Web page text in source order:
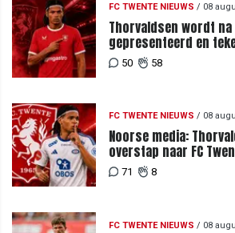
FC TWENTE NIEUWS / 08
Thorvaldsen wordt
gepresenteerd en
contract bij FC Twente
50 58
FC TWENTE NIEUWS / 08
Noorse media:
overstap naar FC
71 8
FC TWENTE NIEUWS / 08